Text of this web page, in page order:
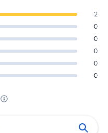
2
0
0
0
0
0